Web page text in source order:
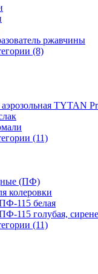
ржавчины
(8)
TYTAN
(11)
(ПФ)
колеровки
115 белая
115 голубая,
(11)